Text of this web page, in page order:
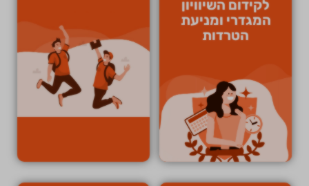
לקידום השיוויון
המגדרי ומניעת
הטרדות